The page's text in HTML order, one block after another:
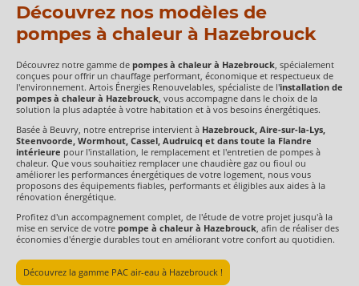
Découvrez nos modèles de
pompes à chaleur à Hazebrouck
Découvrez notre gamme de pompes à chaleur à Hazebrouck, spécialement
conçues pour offrir un chauffage performant, économique et respectueux de
l'environnement. Artois Énergies Renouvelables, spécialiste de l'installation de
pompes à chaleur à Hazebrouck, vous accompagne dans le choix de la
solution la plus adaptée à votre habitation et à vos besoins énergétiques.
Basée à Beuvry, notre entreprise intervient à Hazebrouck, Aire-sur-la-Lys,
Steenvoorde, Wormhout, Cassel, Audruicq et dans toute la Flandre
intérieure pour l'installation, le remplacement et l'entretien de pompes à
chaleur. Que vous souhaitiez remplacer une chaudière gaz ou fioul ou
améliorer les performances énergétiques de votre logement, nous vous
proposons des équipements fiables, performants et éligibles aux aides à la
rénovation énergétique.
Profitez d'un accompagnement complet, de l'étude de votre projet jusqu'à la
mise en service de votre pompe à chaleur à Hazebrouck , afin de réaliser des
économies d'énergie durables tout en améliorant votre confort au quotidien.
Découvrez la gamme PAC air-eau à Hazebrouck !